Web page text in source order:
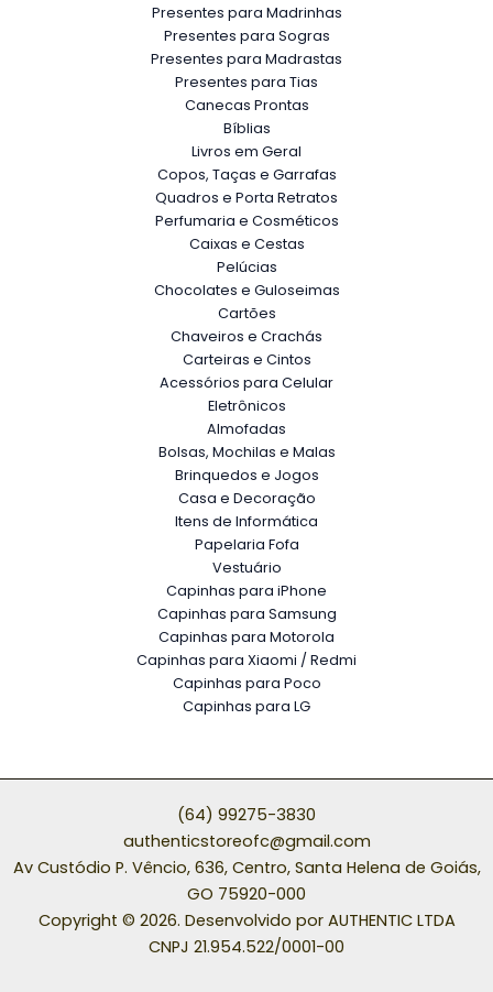
Presentes para Madrinhas
Presentes para Sogras
Presentes para Madrastas
Presentes para Tias
Canecas Prontas
Bíblias
Livros em Geral
Copos, Taças e Garrafas
Quadros e Porta Retratos
Perfumaria e Cosméticos
Caixas e Cestas
Pelúcias
Chocolates e Guloseimas
Cartões
Chaveiros e Crachás
Carteiras e Cintos
Acessórios para Celular
Eletrônicos
Almofadas
Bolsas, Mochilas e Malas
Brinquedos e Jogos
Casa e Decoração
Itens de Informática
Papelaria Fofa
Vestuário
Capinhas para iPhone
Capinhas para Samsung
Capinhas para Motorola
Capinhas para Xiaomi / Redmi
Capinhas para Poco
Capinhas para LG
(64) 99275-3830
authenticstoreofc@gmail.com
Av Custódio P. Vêncio, 636, Centro, Santa Helena de Goiás,
GO 75920-000
Copyright © 2026. Desenvolvido por AUTHENTIC LTDA
CNPJ 21.954.522/0001-00